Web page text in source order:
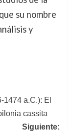
su nombre
y
a.C.): El
cassita
Siguiente: